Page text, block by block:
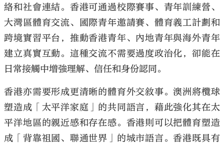
絡和社會連結。香港可通過校際賽事、青年訓練營、
大灣區體育交流、國際青年邀請賽、體育義工計劃和
跨境實習平台，推動香港青年、內地青年與海外青年
建立真實互動。這種交流不需要過度政治化，卻能在
日常接觸中增強理解、信任和身份認同。
香港亦需要形成更清晰的體育外交敘事。澳洲將欖球
塑造成「太平洋家庭」的共同語言，藉此強化其在太
平洋地區的親近感和存在感。香港則可以把體育塑造
成「背靠祖國、聯通世界」的城市語言。香港既具有